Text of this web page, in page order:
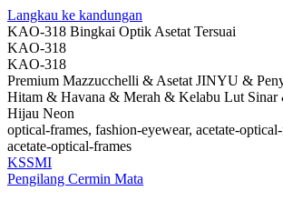
Langkau ke kandungan
KAO-318 Bingkai Optik Asetat Tersuai
KAO-318
KAO-318
Premium Mazzucchelli & Asetat JINYU &
Hitam & Havana & Merah & Kelabu Lut Sinar
Hijau Neon
optical-frames, fashion-eyewear, acetate-
acetate-optical-frames
KSSMI
Pengilang Cermin Mata